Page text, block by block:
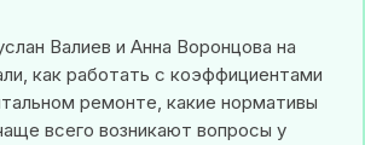
Валиев и Анна Воронцова на
как работать с коэффициентами
ремонте, какие нормативы
всего возникают вопросы у